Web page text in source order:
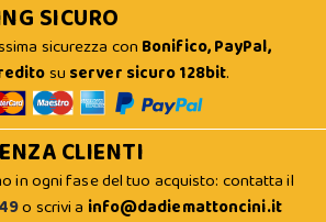
SICURO
sicurezza con Bonifico, PayPal,
su server sicuro 128bit.
CLIENTI
in ogni fase del tuo acquisto: contatta il
o scrivi a info@dadiemattoncini.it